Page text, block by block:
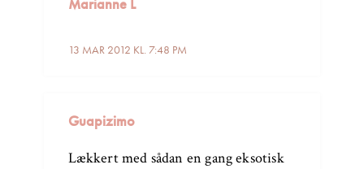
Marianne L
13 MAR 2012 KL. 7:48 PM
Guapizimo
Lækkert med sådan en gang eksotisk